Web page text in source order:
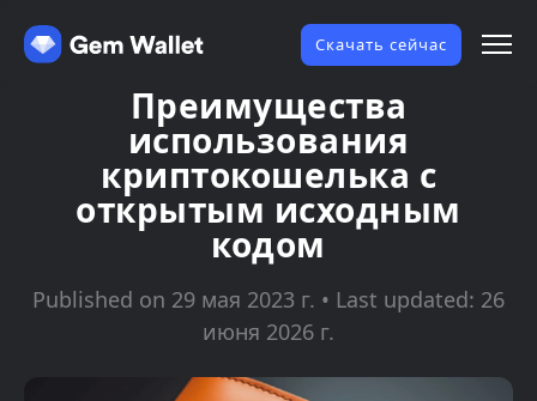
Скачать сейчас
Преимущества
использования
криптокошелька с
открытым исходным
кодом
Published on 29 мая 2023 г. • Last updated: 26
июня 2026 г.